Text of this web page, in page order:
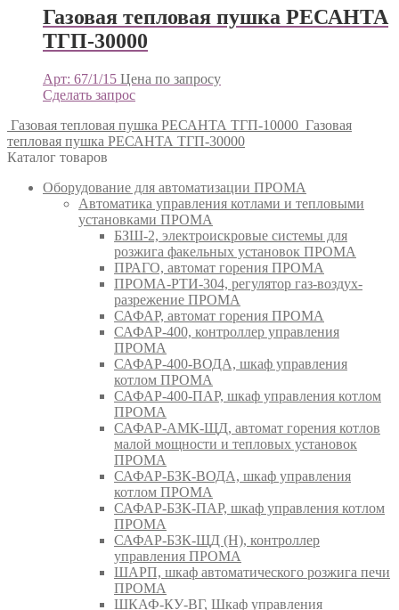
Газовая тепловая пушка РЕСАНТА
ТГП-30000
Арт: 67/1/15 Цена по запросу
Сделать запрос
Газовая тепловая пушка РЕСАНТА ТГП-10000 Газовая
тепловая пушка РЕСАНТА ТГП-30000
Каталог товаров
Оборудование для автоматизации ПРОМА
Автоматика управления котлами и тепловыми
установками ПРОМА
БЗШ-2, электроискровые системы для
розжига факельных установок ПРОМА
ПРАГО, автомат горения ПРОМА
ПРОМА-РТИ-304, регулятор газ-воздух-
разрежение ПРОМА
САФАР, автомат горения ПРОМА
САФАР-400, контроллер управления
ПРОМА
САФАР-400-ВОДА, шкаф управления
котлом ПРОМА
САФАР-400-ПАР, шкаф управления котлом
ПРОМА
САФАР-АМК-ЩД, автомат горения котлов
малой мощности и тепловых установок
ПРОМА
САФАР-БЗК-ВОДА, шкаф управления
котлом ПРОМА
САФАР-БЗК-ПАР, шкаф управления котлом
ПРОМА
САФАР-БЗК-ЩД (Н), контроллер
управления ПРОМА
ШАРП, шкаф автоматического розжига печи
ПРОМА
ШКАФ-КУ-ВГ, Шкаф управления